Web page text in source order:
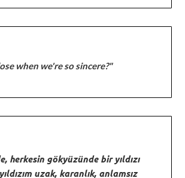
when we're so sincere?"
herkesin gökyüzünde bir yıldızı
uzak, karanlık, anlamsız